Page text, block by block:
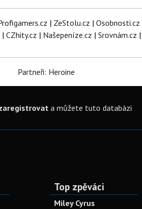
| ZeStolu.cz | Osobnosti.cz
| CZhity.cz | Našepeníze.cz | Srovnám.cz |
Partneři: Heroine
a můžete tuto databázi
Top zpěváci
Miley Cyrus